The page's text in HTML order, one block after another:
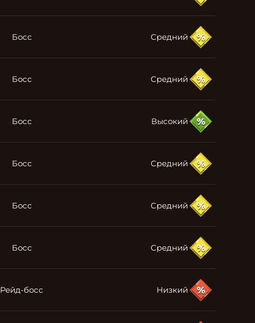
Босс Средний
Босс Средний
Босс Высокий
Босс Средний
Босс Средний
Босс Средний
Рейд-босс Низкий